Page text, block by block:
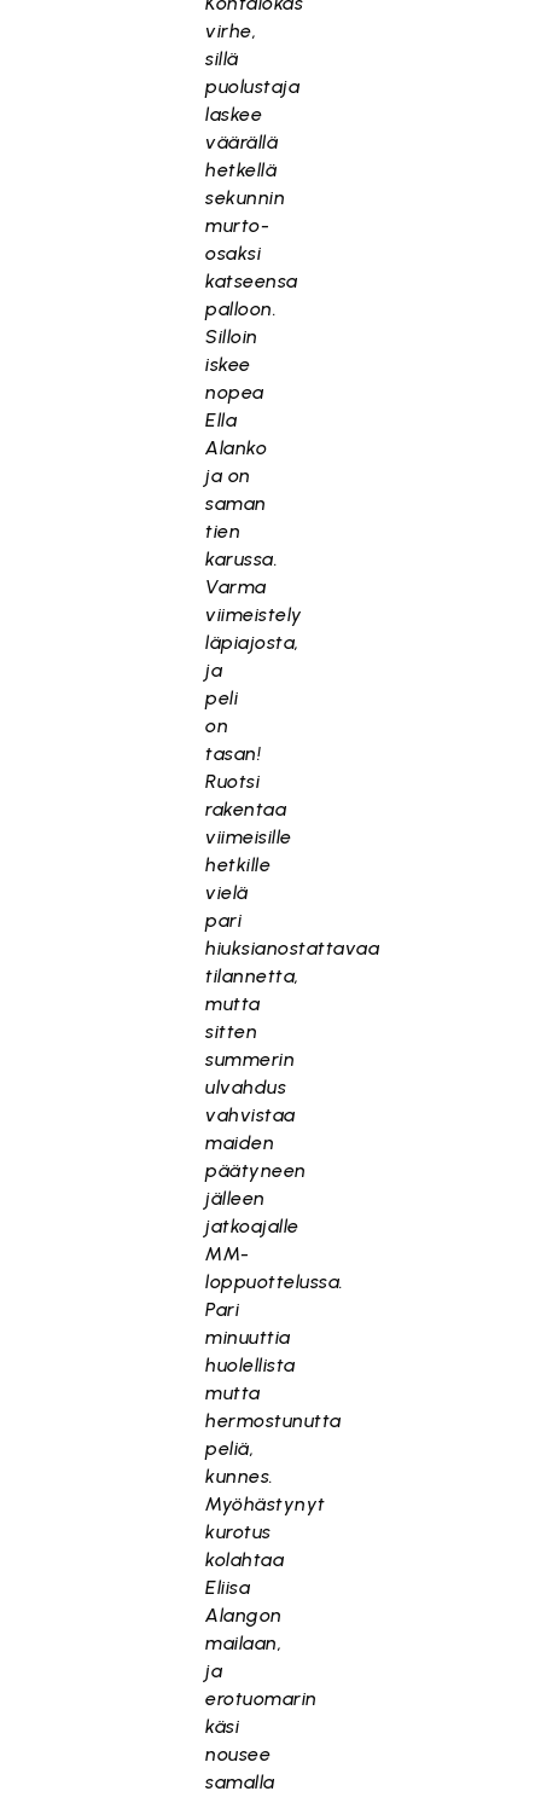
virhe,
sillä
puolustaja
laskee
väärällä
hetkellä
sekunnin
murto-
osaksi
katseensa
palloon.
Silloin
iskee
nopea
Ella
Alanko
ja on
saman
tien
karussa.
Varma
viimeistely
läpiajosta,
ja
peli
on
tasan!
Ruotsi
rakentaa
viimeisille
hetkille
vielä
pari
hiuksianostattavaa
tilannetta,
mutta
sitten
summerin
ulvahdus
vahvistaa
maiden
päätyneen
jälleen
jatkoajalle
MM-
loppuottelussa.
Pari
minuuttia
huolellista
mutta
hermostunutta
peliä,
kunnes.
Myöhästynyt
kurotus
kolahtaa
Eliisa
Alangon
mailaan,
ja
erotuomarin
käsi
nousee
samalla